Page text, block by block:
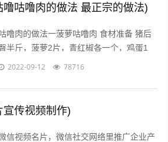
咕噜肉的做法 最正宗的做法)
噜肉的做法一菠萝咕噜肉 食材准备 猪后
半斤，菠萝2片，青红椒各一个，鸡蛋1
个，水淀粉30ml，料酒15ml，盐5克，番茄
2022-09-12 78716
宣传视频制作)
信视频名片，微信社交网络里推广企业产